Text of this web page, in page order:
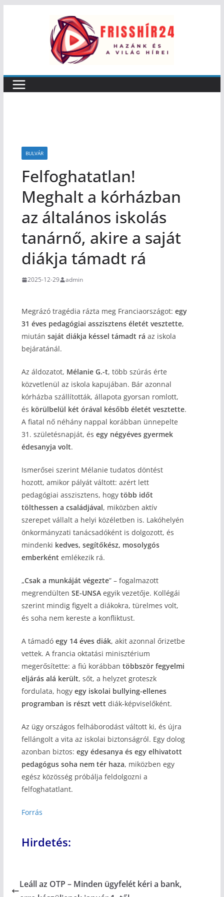
BULVÁR
Felfoghatatlan!
Meghalt a kórházban
az általános iskolás
tanárnő, akire a saját
diákja támadt rá
2025-12-29 admin
Megrázó tragédia rázta meg Franciaországot: egy
31 éves pedagógiai asszisztens életét vesztette,
miután saját diákja késsel támadt rá az iskola
bejáratánál.
Az áldozatot, Mélanie G.-t, több szúrás érte
közvetlenül az iskola kapujában. Bár azonnal
kórházba szállították, állapota gyorsan romlott,
és körülbelül két órával később életét vesztette.
A fiatal nő néhány nappal korábban ünnepelte
31. születésnapját, és egy négyéves gyermek
édesanyja volt.
Ismerősei szerint Mélanie tudatos döntést
hozott, amikor pályát váltott: azért lett
pedagógiai asszisztens, hogy több időt
tölthessen a családjával, miközben aktív
szerepet vállalt a helyi közéletben is. Lakóhelyén
önkormányzati tanácsadóként is dolgozott, és
mindenki kedves, segítőkész, mosolygós
emberként emlékezik rá.
„Csak a munkáját végezte” – fogalmazott
megrendülten SE-UNSAegyik vezetője. Kollégái
szerint mindig figyelt a diákokra, türelmes volt,
és soha nem kereste a konfliktust.
A támadó egy 14 éves diák, akit azonnal őrizetbe
vettek. A francia oktatási minisztérium
megerősítette: a fiú korábban többször fegyelmi
eljárás alá került, sőt, a helyzet groteszk
fordulata, hogy egy iskolai bullying-ellenes
programban is részt vett diák-képviselőként.
Az ügy országos felháborodást váltott ki, és újra
fellángolt a vita az iskolai biztonságról. Egy dolog
azonban biztos: egy édesanya és egy elhivatott
pedagógus soha nem tér haza, miközben egy
egész közösség próbálja feldolgozni a
felfoghatatlant.
Forrás
Hirdetés:
Leáll az OTP – Minden ügyfelét kéri a bank,